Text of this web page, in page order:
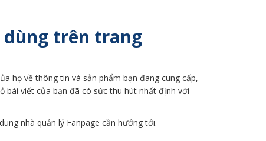
trên trang
họ về thông tin và sản phẩm bạn đang cung cấp,
bài viết của bạn đã có sức thu hút nhất định với
nhà quản lý Fanpage cần hướng tới.